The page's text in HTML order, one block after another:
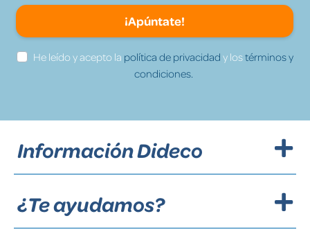
¡Apúntate!
He leído y acepto la política de privacidad y lostérminos y
condiciones.
Información Dideco
¿Te ayudamos?